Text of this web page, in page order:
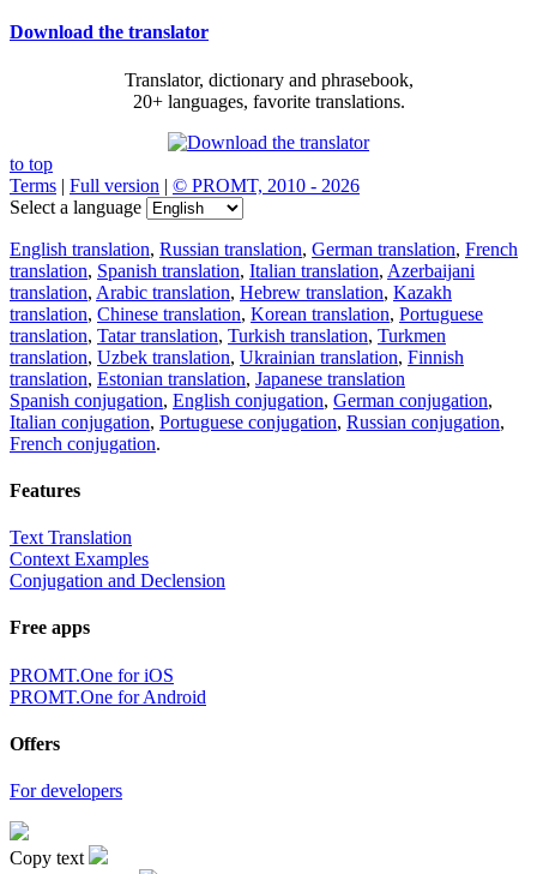
Download the translator
Translator, dictionary and phrasebook,
20+ languages, favorite translations.
to top
Terms | Full version | © PROMT, 2010 - 2026
Select a language
English translation, Russian translation, German translation, French
translation, Spanish translation, Italian translation, Azerbaijani
translation, Arabic translation, Hebrew translation, Kazakh
translation, Chinese translation, Korean translation, Portuguese
translation, Tatar translation, Turkish translation, Turkmen
translation, Uzbek translation, Ukrainian translation, Finnish
translation, Estonian translation, Japanese translation
Spanish conjugation, English conjugation, German conjugation,
Italian conjugation, Portuguese conjugation, Russian conjugation,
French conjugation.
Features
Text Translation
Context Examples
Conjugation and Declension
Free apps
PROMT.One for iOS
PROMT.One for Android
Offers
For developers
Copy text